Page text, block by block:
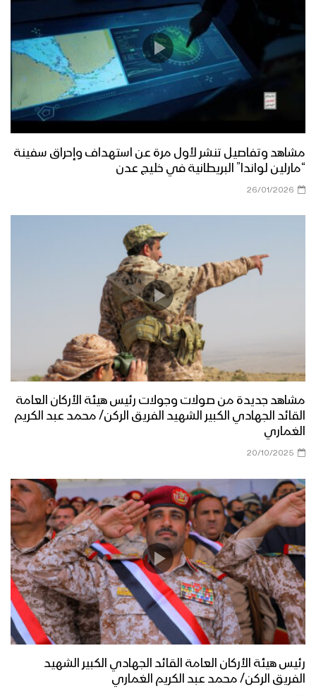
مشاهد وتفاصيل تنشر لأول مرة عن استهداف وإحراق سفينة
“مارلين لواندا” البريطانية في خليج عدن
26/01/2026
مشاهد جديدة من صولات وجولات رئيس هيئة الأركان العامة
القائد الجهادي الكبير الشهيد الفريق الركن/ محمد عبد الكريم
الغماري
20/10/2025
رئيس هيئة الأركان العامة القائد الجهادي الكبير الشهيد
الفريق الركن/ محمد عبد الكريم الغماري